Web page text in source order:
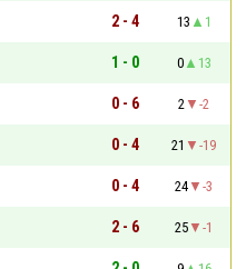
2 - 4 13
1
1 - 0 0
13
0 - 6 2
-2
0 - 4 21
-19
0 - 4 24
-3
2 - 6 25
-1